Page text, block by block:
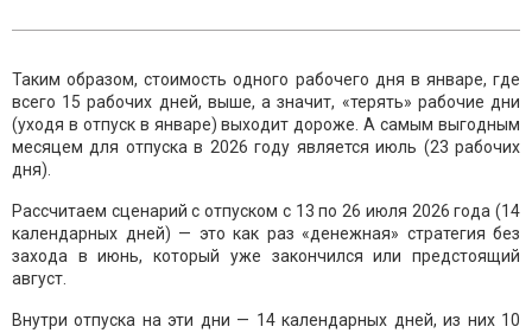
Таким образом, стоимость одного рабочего дня в январе, где
всего 15 рабочих дней, выше, а значит, «терять» рабочие дни
(уходя в отпуск в январе) выходит дороже. А самым выгодным
месяцем для отпуска в 2026 году является июль (23 рабочих
дня).
Рассчитаем сценарий с отпуском с 13 по 26 июля 2026 года (14
календарных дней) — это как раз «денежная» стратегия без
захода в июнь, который уже закончился или предстоящий
август.
Внутри отпуска на эти дни — 14 календарных дней, из них 10